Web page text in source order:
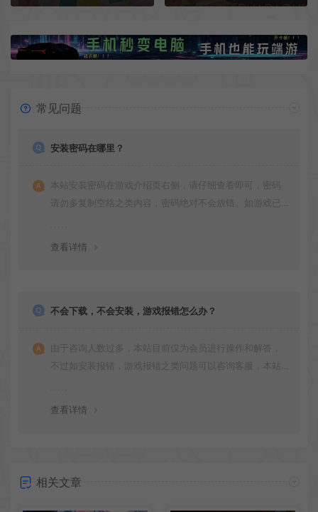
常见问题
安装密码在哪里？
本站安装密码在游戏介绍页右侧，请仔细查看即可，密码
请勿多复制空格之类内容，密码绝对不会放错。如游戏已
查看详情
不会下载，不会安装，游戏报错怎么办？
由于咨询人数过多，本站目前仅为会员进行操作和解答，
不过如安装报错，游戏报错之类问题可以咨询客服，本站
查看详情
相关文章